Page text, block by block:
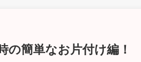
簡単なお片付け編！